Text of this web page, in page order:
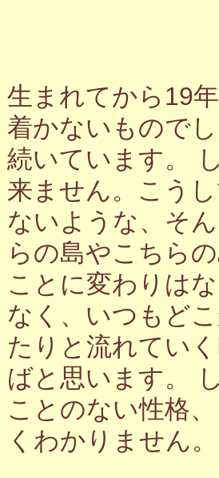
生まれてから19
着かないもので
続いています。
来ません。こう
ないような、そ
らの島やこちら
ことに変わりは
なく、いつもど
たりと流れてい
ばと思います。
ことのない性格
くわかりません。